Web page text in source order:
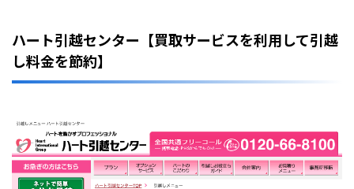
ハート引越センター【買取サービスを利用して引越
し料金を節約】